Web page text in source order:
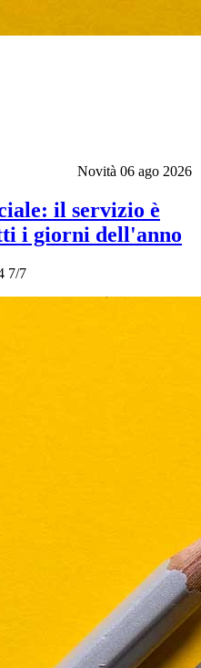
Novità 06 ago 2026
il servizio è
i giorni dell'anno
7/7